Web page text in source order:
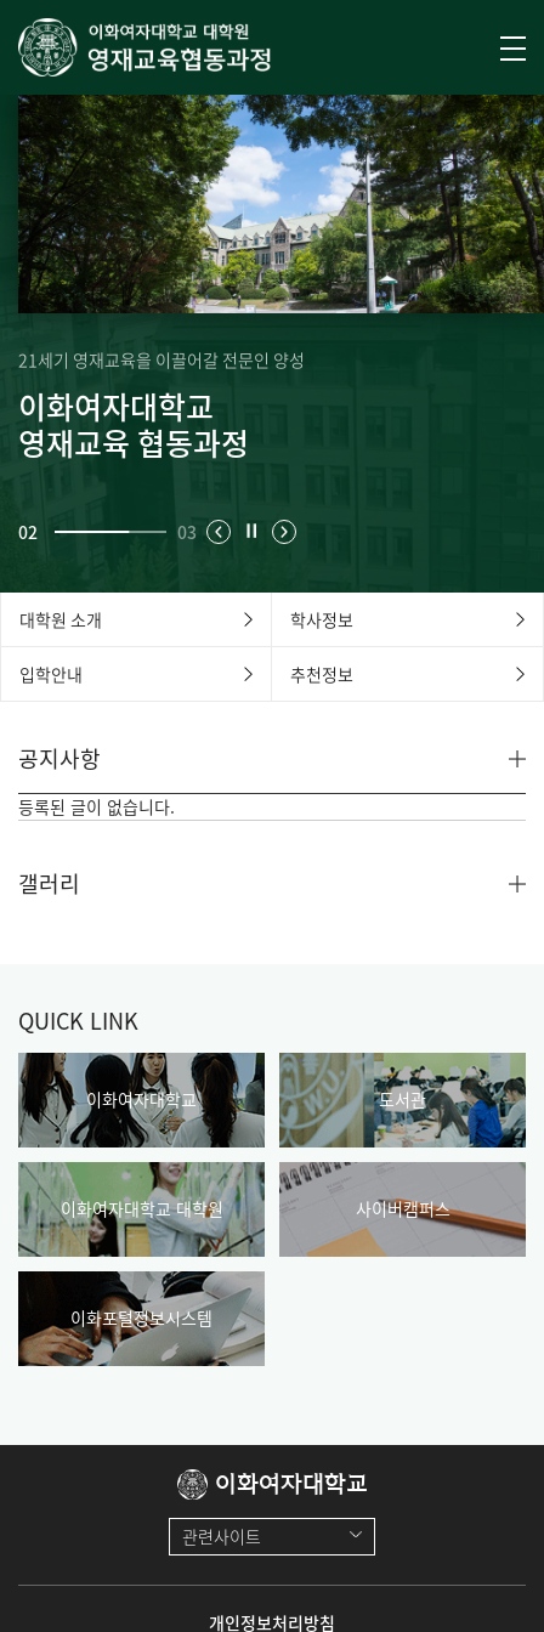
21세기 영재교육을 이끌어갈 전문인 양성
이화여자대학교
영재교육 협동과정
02 03
대학원 소개 학사정보
입학안내 추천정보
공지사항
등록된 글이 없습니다.
갤러리
QUICK LINK
이화여자대학교 도서관
이화여자대학교 대학원 사이버캠퍼스
이화포털정보시스템
이화여자대학교
관련사이트
개인정보처리방침